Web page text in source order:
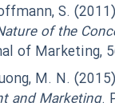
S.
of the
of Marketing,
M. N.